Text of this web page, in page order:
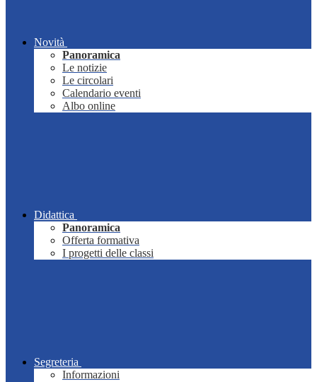
Novità
Panoramica
Le notizie
Le circolari
Calendario eventi
Albo online
Didattica
Panoramica
Offerta formativa
I progetti delle classi
Segreteria
Informazioni